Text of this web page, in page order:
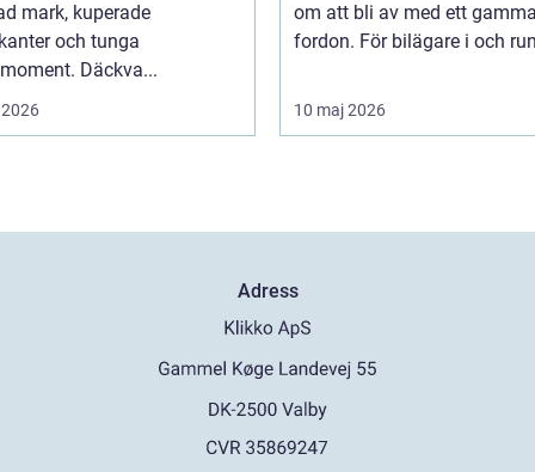
mark, kuperade
och tunga
Däckva...
om att bli av med ett
fordon. För bilägare i och
10 maj 2026
Adress